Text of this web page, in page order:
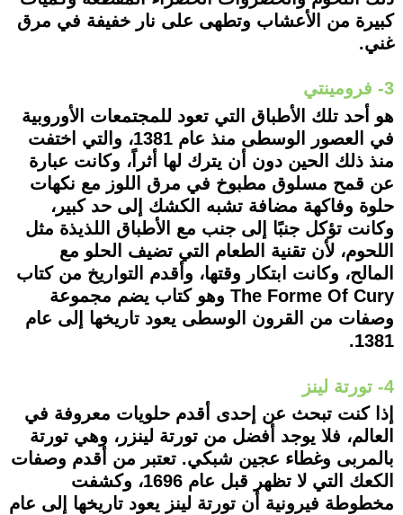
كبيرة من الأعشاب وتطهى على نار خفيفة في مرق
غني.
3- فرومينتي
هو أحد تلك الأطباق التي تعود للمجتمعات الأوروبية
في العصور الوسطى منذ عام 1381، والتي اختفت
منذ ذلك الحين دون أن يترك لها أثراً، وكانت عبارة
عن قمح مسلوق مطبوخ في مرق اللوز مع نكهات
حلوة وفاكهة مضافة تشبه الكشك إلى حد كبير،
وكانت تؤكل جنبًا إلى جنب مع الأطباق اللذيذة مثل
اللحوم، لأن تقنية الطعام التي تضيف الحلو مع
المالح، وكانت ابتكار وقتها، وأقدم التواريخ من كتاب
The Forme Of Cury وهو كتاب يضم مجموعة
وصفات من القرون الوسطى يعود تاريخها إلى عام
1381.
4- تورتة لينز
إذا كنت تبحث عن إحدى أقدم حلويات معروفة في
العالم، فلا يوجد أفضل من تورتة لينزر، وهي تورتة
بالمربى وغطاء عجين شبكي. تعتبر من أقدم وصفات
الكعك التي لا تظهر قبل عام 1696، وكشفت
مخطوطة فيرونية أن تورتة لينز يعود تاريخها إلى عام